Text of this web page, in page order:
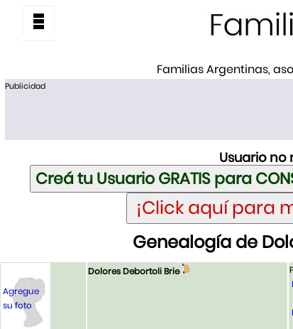
Familias Argentinas,
Publicidad
Usuario no
Genealogía de
Agregue
su foto
Dolores Debortoli Brie